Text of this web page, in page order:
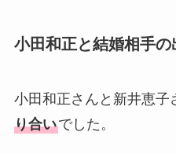
顔画像
真が美
小田和正と結婚相手
小田和正さんと新井恵子
り合いでした。